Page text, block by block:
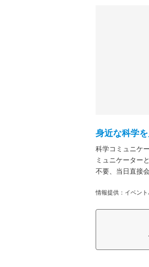
身近な科学
科学コミュニケ
ミュニケーター
不要、当日直接
情報提供：イベント